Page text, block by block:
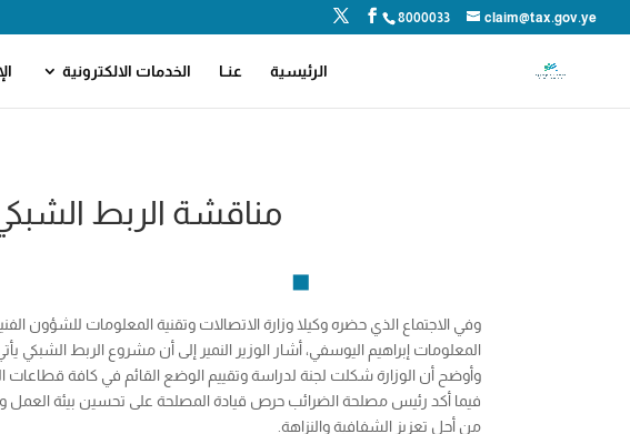
8000033 claim@tax.gov.ye
الرئيسية عنــا الخدمات الالكترونية
مناقشة الربط
وفي الاجتماع الذي حضره وكيلا وزارة الاتصالات وتقنية المعلومات للشؤون
المعلومات إبراهيم اليوسفي، أشار الوزير النمير إلى أن مشروع الربط الشبكي
وأوضح أن الوزارة شكلت لجنة لدراسة وتقييم الوضع القائم في كافة قطاعات
فيما أكد رئيس مصلحة الضرائب حرص قيادة المصلحة على تحسين بيئة العمل
من أجل تعزيز الشفافية والنزاهة.